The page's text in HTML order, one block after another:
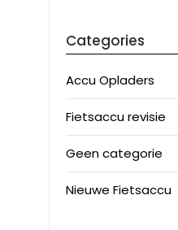
Categories
Accu Opladers
Fietsaccu revisie
Geen categorie
Nieuwe Fietsaccu